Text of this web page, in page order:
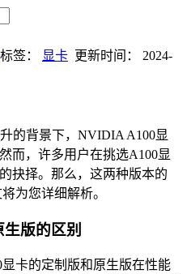
标签： 显卡 更新时间： 2024-
的背景下，NVIDIA A100显
而，许多用户在挑选A100显
抉择。那么，这两种版本的
为您详细解析。
版的区别
卡的定制版和原生版在性能